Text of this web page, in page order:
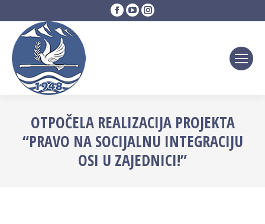
Facebook
page
YouTube
page
Instagram
page
OTPOČELA REALIZACIJA PROJEKTA
“PRAVO NA SOCIJALNU INTEGRACIJU
OSI U ZAJEDNICI!”